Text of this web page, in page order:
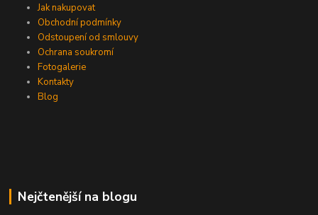
Jak nakupovat
Obchodní podmínky
Odstoupení od smlouvy
Ochrana soukromí
Fotogalerie
Kontakty
Blog
Nejčtenější na blogu